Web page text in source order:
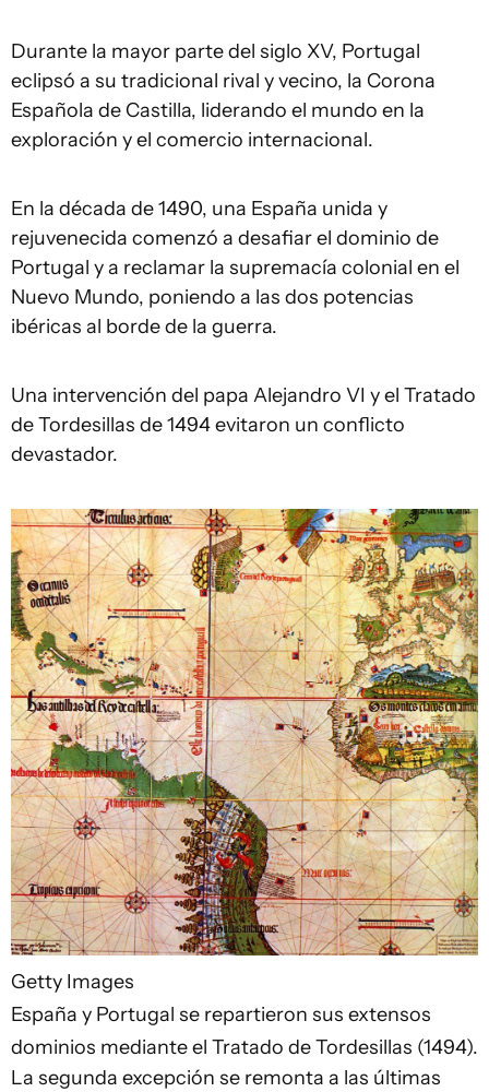
Durante la mayor parte del siglo XV, Portugal
eclipsó a su tradicional rival y vecino, la Corona
Española de Castilla, liderando el mundo en la
exploración y el comercio internacional.
En la década de 1490, una España unida y
rejuvenecida comenzó a desafiar el dominio de
Portugal y a reclamar la supremacía colonial en el
Nuevo Mundo, poniendo a las dos potencias
ibéricas al borde de la guerra.
Una intervención del papa Alejandro VI y el Tratado
de Tordesillas de 1494 evitaron un conflicto
devastador.
Getty Images
España y Portugal se repartieron sus extensos
dominios mediante el Tratado de Tordesillas (1494).
La segunda excepción se remonta a las últimas